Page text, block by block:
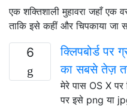
एक शक्तिशाली मुहावरा जहाँ एक
ताकि इसे कहीं और चिपकाया जा
6
क्लिपबोर्ड पर
का सबसे तेज़
मेरे पास OS X पर
पर इसे png या